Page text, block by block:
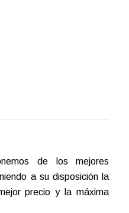
de los mejores
a su disposición la
precio y la máxima